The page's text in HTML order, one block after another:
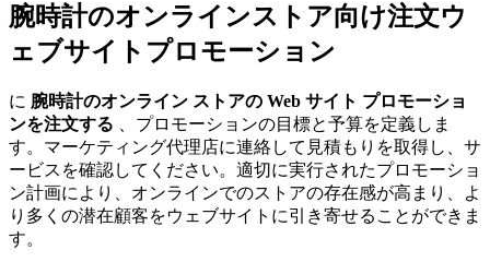
腕時計のオンラインストア向け注文ウ
ェブサイトプロモーション
に 腕時計のオンライン ストアの Web サイト プロモーショ
ンを注文する
、プロモーションの目標と予算を定義しま
す。マーケティング代理店に連絡して見積もりを取得し、サ
ービスを確認してください。適切に実行されたプロモーショ
ン計画により、オンラインでのストアの存在感が高まり、よ
り多くの潜在顧客をウェブサイトに引き寄せることができま
す。